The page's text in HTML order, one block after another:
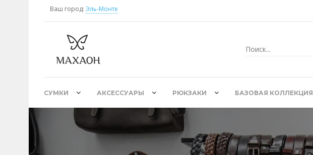
Ваш город: Эль-Монте
СУМКИ АКСЕССУАРЫ РЮКЗАКИ БАЗОВАЯ КОЛЛЕКЦИЯ